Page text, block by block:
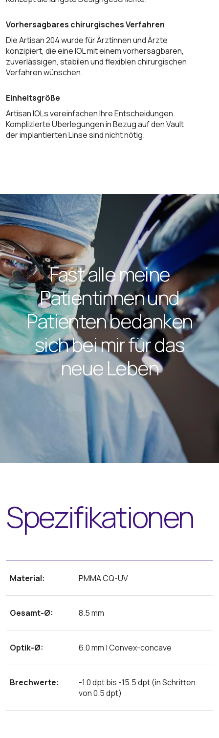
Vorhersagbares chirurgisches Verfahren
Die Artisan 204 wurde für Ärztinnen und Ärzte
konzipiert, die eine IOL mit einem vorhersagbaren,
zuverlässigen, stabilen und flexiblen chirurgischen
Verfahren wünschen.
Einheitsgröße
Artisan IOLs vereinfachen Ihre Entscheidungen.
Komplizierte Überlegungen in Bezug auf den Vault
der implantierten Linse sind nicht nötig.
Fast alle meine
Patientinnen und
Patienten bedanken
sich bei mir für das
neue Leben
Spezifikationen
Material: PMMA CQ-UV
Gesamt-Ø: 8.5 mm
Optik-Ø: 6.0 mm | Convex-concave
Brechwerte:
-1.0 dpt bis -15.5 dpt (in Schritten
von 0.5 dpt)